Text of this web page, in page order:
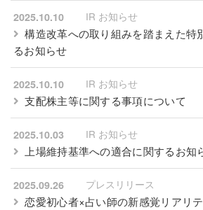
2025.10.10 IR お知らせ
構造改革への取り組みを踏まえた特
るお知らせ
2025.10.10 IR お知らせ
支配株主等に関する事項について
2025.10.03 IR お知らせ
上場維持基準への適合に関するお知
2025.09.26 プレスリリース
恋愛初心者×占い師の新感覚リアリ